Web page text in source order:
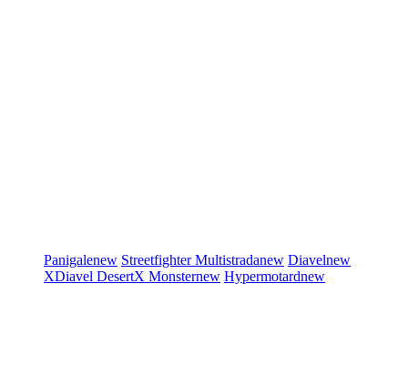
Panigalenew StreetfighterMultistradanew Diavelnew
XDiavel DesertX Monsternew Hypermotardnew